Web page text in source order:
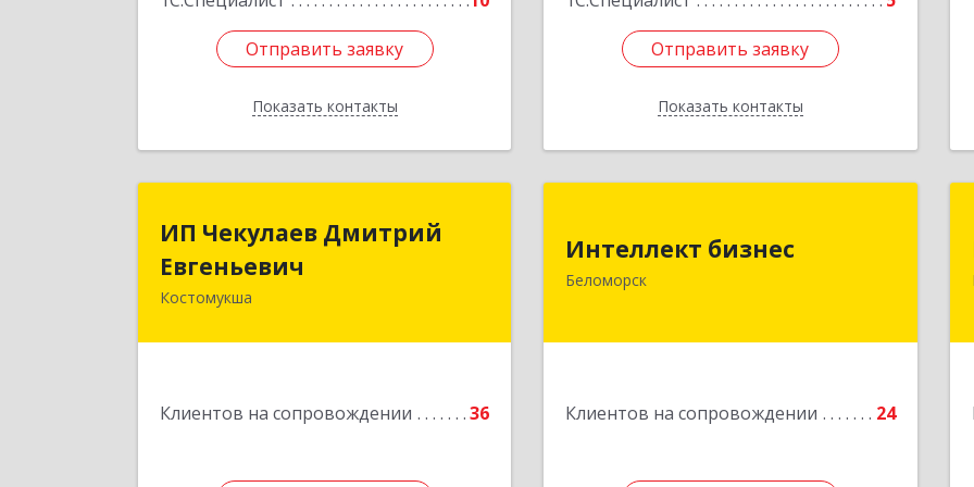
Отправить заявку
Показать контакты
Отправить заявку
Назад
Отправить заявку
Показать контакты
Отправить заявку
Назад
ИП Чекулаев Дмитрий
Евгеньевич
Костомукша
Клиентов на сопровождении 36
ИП Чекулаев Дмитрий
Евгеньевич
Интеллект бизнес
Беломорск
Клиентов на сопровождении 24